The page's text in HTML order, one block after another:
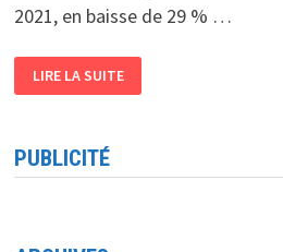
2021, en baisse de 29 % …
LE
CHIFFRE
EN
NET
LIRE LA SUITE
PUBLICITÉ